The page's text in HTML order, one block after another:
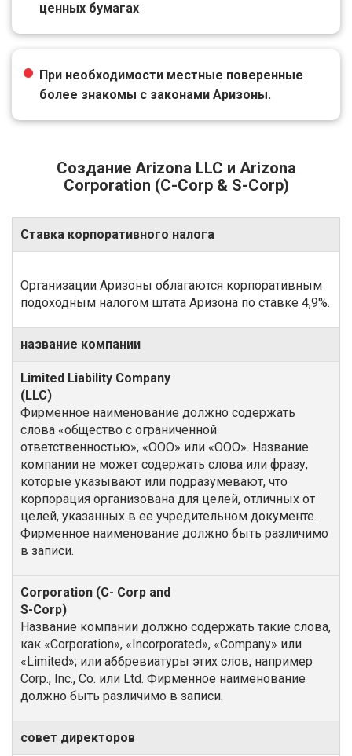
ценных бумагах
При необходимости местные поверенные
более знакомы с законами Аризоны.
Создание Arizona LLC и Arizona
Corporation (C-Corp & S-Corp)
Ставка корпоративного налога
Организации Аризоны облагаются корпоративным
подоходным налогом штата Аризона по ставке 4,9%.
название компании
Фирменное наименование должно содержать
слова «общество с ограниченной
ответственностью», «ООО» или «ООО». Название
компании не может содержать слова или фразу,
которые указывают или подразумевают, что
корпорация организована для целей, отличных от
целей, указанных в ее учредительном документе.
Фирменное наименование должно быть различимо
в записи.
Название компании должно содержать такие слова,
как «Corporation», «Incorporated», «Company» или
«Limited»; или аббревиатуры этих слов, например
Corp., Inc., Co. или Ltd. Фирменное наименование
должно быть различимо в записи.
совет директоров